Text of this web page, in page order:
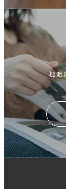
樋渡